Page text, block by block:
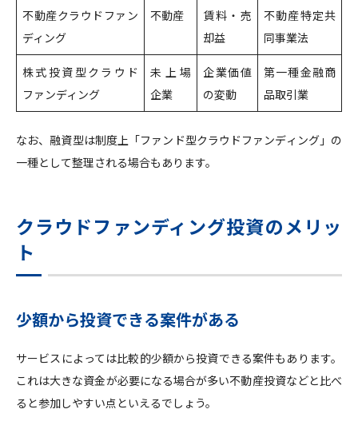
不動産クラウドファン
ディング
不動産
賃料・売
却益
不動産特定共
同事業法
株式投資型クラウド
ファンディング
未上場
企業
企業価値
の変動
第一種金融商
品取引業
なお、融資型は制度上「ファンド型クラウドファンディング」の
一種として整理される場合もあります。
クラウドファンディング投資のメリッ
ト
少額から投資できる案件がある
サービスによっては比較的少額から投資できる案件もあります。
これは大きな資金が必要になる場合が多い不動産投資などと比べ
ると参加しやすい点といえるでしょう。